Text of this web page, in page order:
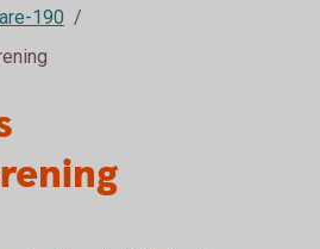
190